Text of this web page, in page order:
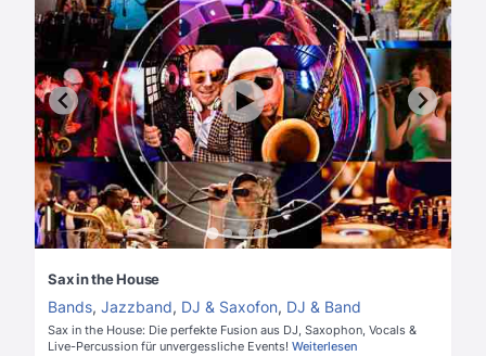
Sax in the House
Bands, Jazzband, DJ & Saxofon, DJ & Band
Sax in the House: Die perfekte Fusion aus DJ, Saxophon, Vocals &
Live-Percussion für unvergessliche Events! Weiterlesen